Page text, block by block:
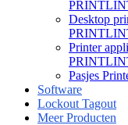
Desktop
Printer
Pasjes
Software
Lockout Tagout
Meer Producten